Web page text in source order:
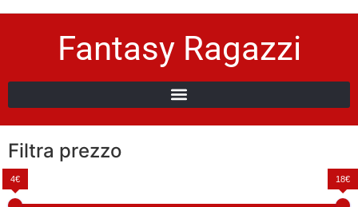
Fantasy Ragazzi
Filtra prezzo
4€ 18€